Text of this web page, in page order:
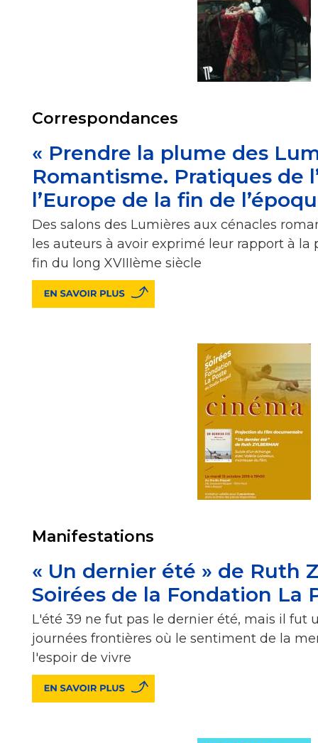
Correspondances
« Prendre la plume des
Romantisme. Pratiques de
l’Europe de la fin de
Des salons des Lumières aux cénacles
les auteurs à avoir exprimé leur rapport à la
fin du long XVIIIème siècle
Manifestations
« Un dernier été » de Ruth
Soirées de la Fondation La
L'été 39 ne fut pas le dernier été, mais il fut
journées frontières où le sentiment de la
l'espoir de vivre